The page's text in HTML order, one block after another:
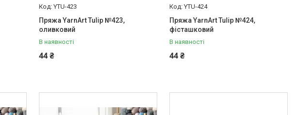
YTU-423
Пряжа YarnArt Tulip №423,
оливковий
В наявності
44 ₴
YTU-424
Пряжа YarnArt Tulip №424,
фісташковий
В наявності
44 ₴